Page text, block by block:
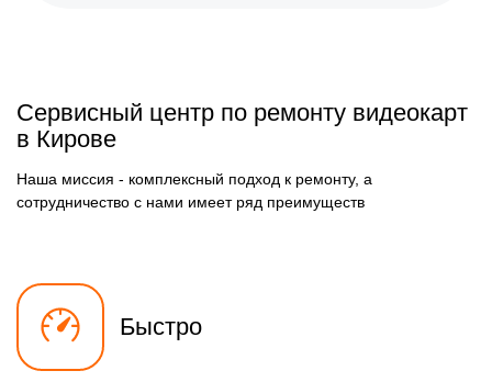
Сервисный центр по ремонту видеокарт
в Кирове
Наша миссия - комплексный подход к ремонту, а
сотрудничество с нами имеет ряд преимуществ
Быстро